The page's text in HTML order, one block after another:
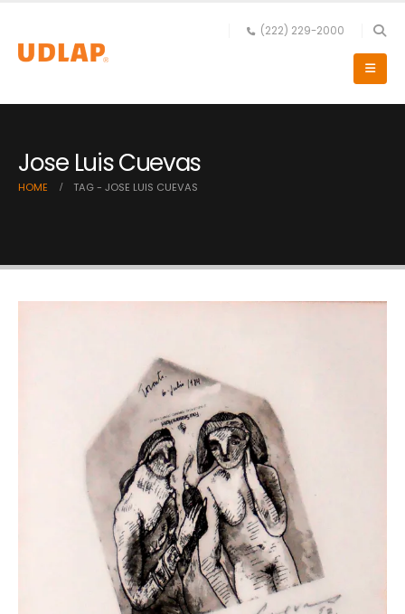
(222) 229-2000
Jose Luis Cuevas
HOME TAG - JOSE LUIS CUEVAS